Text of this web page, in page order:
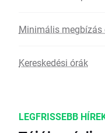
Minimális megbízás
Kereskedési órák
LEGFRISSEBB